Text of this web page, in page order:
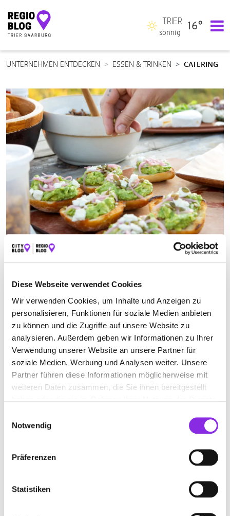
Diese Webseite verwendet Cookies
Wir verwenden Cookies, um Inhalte und Anzeigen zu
personalisieren, Funktionen für soziale Medien anbieten
zu können und die Zugriffe auf unsere Website zu
analysieren. Außerdem geben wir Informationen zu Ihrer
Verwendung unserer Website an unsere Partner für
soziale Medien, Werbung und Analysen weiter. Unsere
Partner führen diese Informationen möglicherweise mit
weiteren Daten zusammen, die Sie ihnen bereitgestellt
Notwendig
Präferenzen
Statistiken
Hauptnavigation
TRIER
sonnig
16°
UNTERNEHMEN ENTDECKEN ESSEN & TRINKEN CATERING
CATERING
Suchen nach
Finden
ALLE TRIERWEILER
PARTYSERVICE & CATERING GSHD
+4965182430
www.gshd-catering.de